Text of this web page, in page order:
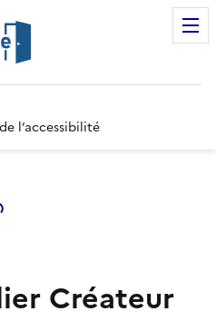
l’accessibilité
Twitter)
Créateur